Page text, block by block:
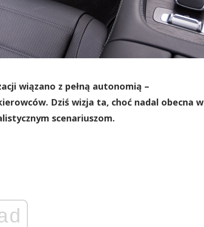
wiązano z pełną autonomią –
Dziś wizja ta, choć nadal obecna w
scenariuszom.